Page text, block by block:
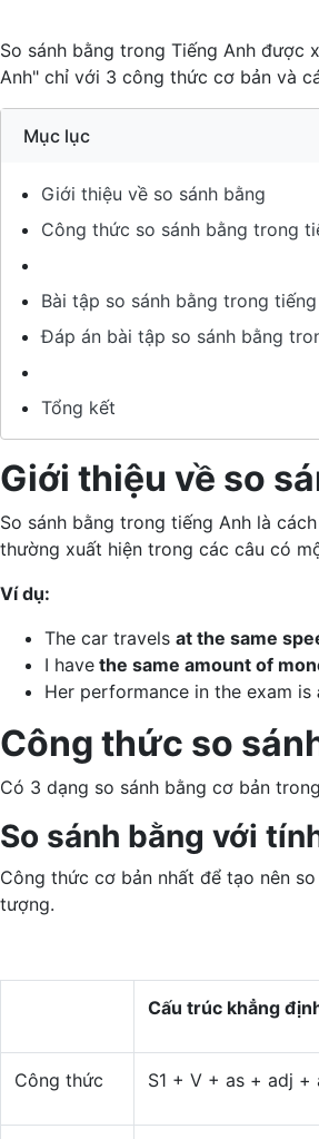
So sánh bằng trong Tiếng Anh được
Anh" chỉ với 3 công thức cơ bản và
Mục lục
Giới thiệu về so sánh bằng
Công thức so sánh bằng trong
Bài tập so sánh bằng trong
Đáp án bài tập so sánh bằng
Tổng kết
Giới thiệu về so
So sánh bằng trong tiếng Anh là
thường xuất hiện trong các câu có
Ví dụ:
The car travels at the same
I have the same amount of
Her performance in the exam is
Công thức so
Có 3 dạng so sánh bằng cơ bản
So sánh bằng với
Công thức cơ bản nhất để tạo nên
tượng.
Cấu trúc khẳng
Công thức S1 + V + as + adj +